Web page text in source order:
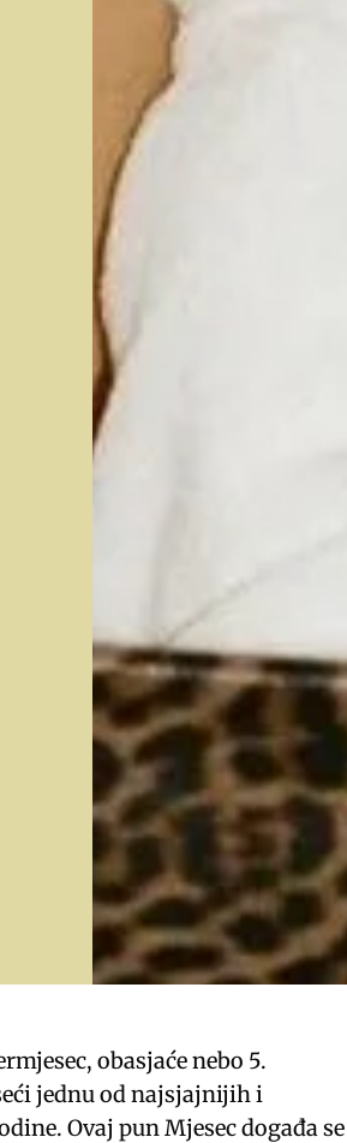
obasjaće nebo 5.
jednu od najsjajnijih i
Ovaj pun Mjesec događa se